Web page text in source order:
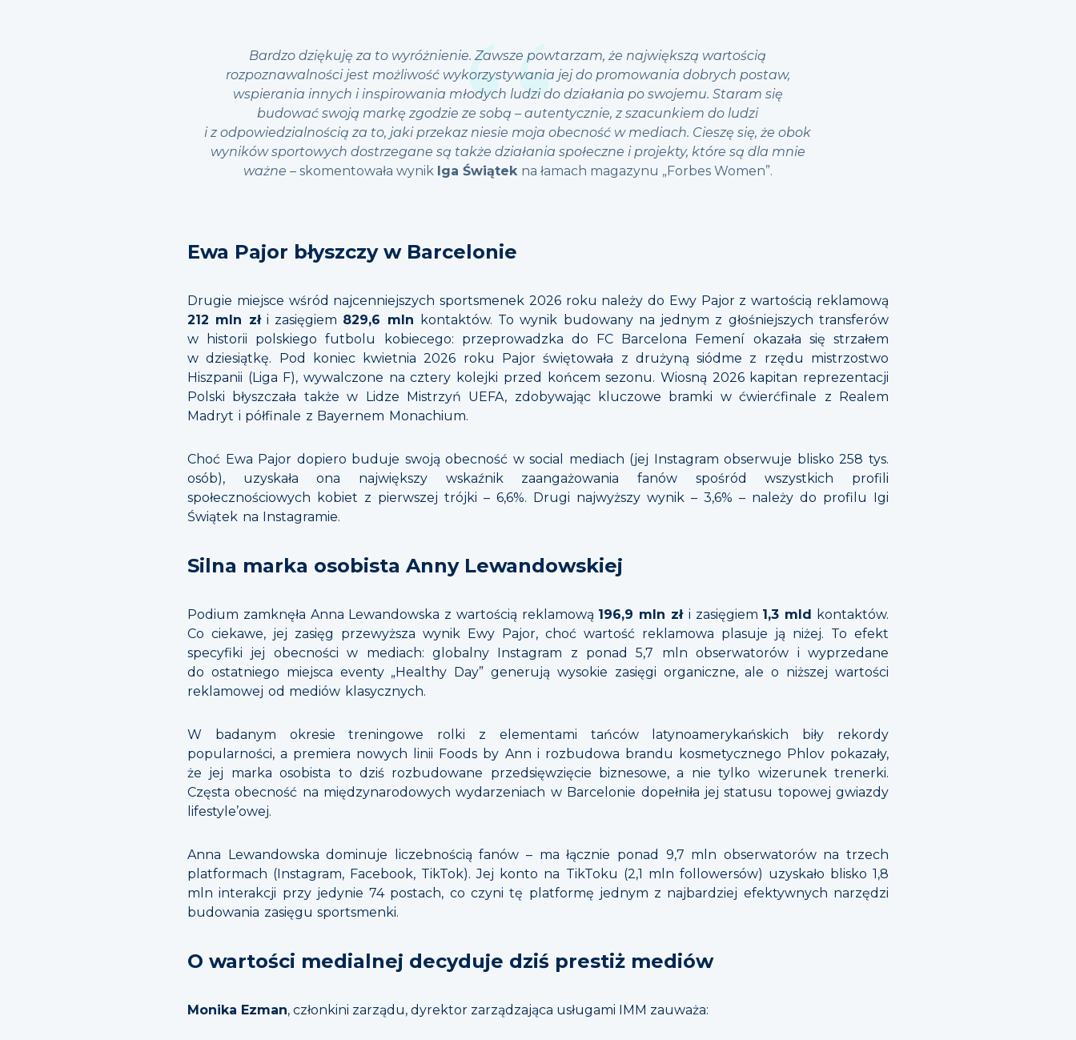
Bardzo dziękuję za to wyróżnienie. Zawsze powtarzam, że największą wartością
rozpoznawalności jest możliwość wykorzystywania jej do promowania dobrych postaw,
wspierania innych i inspirowania młodych ludzi do działania po swojemu. Staram się
budować swoją markę zgodzie ze sobą – autentycznie, z szacunkiem do ludzi
i z odpowiedzialnością za to, jaki przekaz niesie moja obecność w mediach. Cieszę się, że obok
wyników sportowych dostrzegane są także działania społeczne i projekty, które są dla mnie
ważne – skomentowała wynik Iga Świątek na łamach magazynu „Forbes Women”.
Ewa Pajor błyszczy w Barcelonie
Drugie miejsce wśród najcenniejszych sportsmenek 2026 roku należy do Ewy Pajor z wartością reklamową
212 mln złi zasięgiem 829,6 mln
kontaktów. To wynik budowany na jednym z głośniejszych transferów
w historii polskiego futbolu kobiecego: przeprowadzka do FC Barcelona Femení okazała się strzałem
w dziesiątkę. Pod koniec kwietnia 2026 roku Pajor świętowała z drużyną siódme z rzędu mistrzostwo
Hiszpanii (Liga F), wywalczone na cztery kolejki przed końcem sezonu. Wiosną 2026 kapitan reprezentacji
Polski błyszczała także w Lidze Mistrzyń UEFA, zdobywając kluczowe bramki w ćwierćfinale z Realem
Madryt i półfinale z Bayernem Monachium.
Choć Ewa Pajor dopiero buduje swoją obecność w social mediach (jej Instagram obserwuje blisko 258 tys.
osób), uzyskała ona największy wskaźnik zaangażowania fanów spośród wszystkich profili
społecznościowych kobiet z pierwszej trójki – 6,6%. Drugi najwyższy wynik – 3,6% – należy do profilu Igi
Świątek na Instagramie.
Silna marka osobista Anny Lewandowskiej
Podium zamknęła Anna Lewandowska z wartością reklamową 196,9 mln zł i zasięgiem 1,3 mld
kontaktów.
Co ciekawe, jej zasięg przewyższa wynik Ewy Pajor, choć wartość reklamowa plasuje ją niżej. To efekt
specyfiki jej obecności w mediach: globalny Instagram z ponad 5,7 mln obserwatorów i wyprzedane
do ostatniego miejsca eventy „Healthy Day” generują wysokie zasięgi organiczne, ale o niższej wartości
reklamowej od mediów klasycznych.
W badanym okresie treningowe rolki z elementami tańców latynoamerykańskich biły rekordy
popularności, a premiera nowych linii Foods by Ann i rozbudowa brandu kosmetycznego Phlov pokazały,
że jej marka osobista to dziś rozbudowane przedsięwzięcie biznesowe, a nie tylko wizerunek trenerki.
Częsta obecność na międzynarodowych wydarzeniach w Barcelonie dopełniła jej statusu topowej gwiazdy
lifestyle’owej.
Anna Lewandowska dominuje liczebnością fanów – ma łącznie ponad 9,7 mln obserwatorów na trzech
platformach (Instagram, Facebook, TikTok). Jej konto na TikToku (2,1 mln followersów) uzyskało blisko 1,8
mln interakcji przy jedynie 74 postach, co czyni tę platformę jednym z najbardziej efektywnych narzędzi
budowania zasięgu sportsmenki.
O wartości medialnej decyduje dziś prestiż mediów
Monika Ezman, członkini zarządu, dyrektor zarządzająca usługami IMM zauważa: